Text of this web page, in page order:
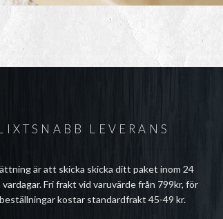
LEVERANS
är att skicka skicka ditt paket inom 24
vardagar. Fri frakt vid varuvärde från 799kr, för
kostar standardfrakt 45-49 kr.